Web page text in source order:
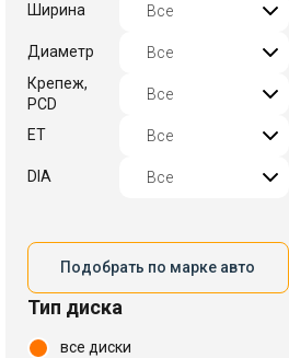
Ширина
Диаметр
Крепеж,
PCD
ET
DIA
Подобрать по марке авто
Тип диска
все диски